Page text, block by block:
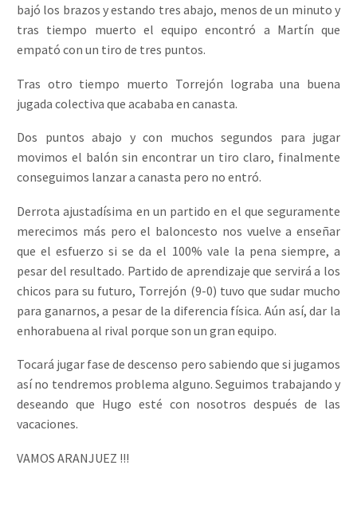
bajó los brazos y estando tres abajo, menos de un minuto y
tras tiempo muerto el equipo encontró a Martín que
empató con un tiro de tres puntos.
Tras otro tiempo muerto Torrejón lograba una buena
jugada colectiva que acababa en canasta.
Dos puntos abajo y con muchos segundos para jugar
movimos el balón sin encontrar un tiro claro, finalmente
conseguimos lanzar a canasta pero no entró.
Derrota ajustadísima en un partido en el que seguramente
merecimos más pero el baloncesto nos vuelve a enseñar
que el esfuerzo si se da el 100% vale la pena siempre, a
pesar del resultado. Partido de aprendizaje que servirá a los
chicos para su futuro, Torrejón (9-0) tuvo que sudar mucho
para ganarnos, a pesar de la diferencia física. Aún así, dar la
enhorabuena al rival porque son un gran equipo.
Tocará jugar fase de descenso pero sabiendo que si jugamos
así no tendremos problema alguno. Seguimos trabajando y
deseando que Hugo esté con nosotros después de las
vacaciones.
VAMOS ARANJUEZ !!!